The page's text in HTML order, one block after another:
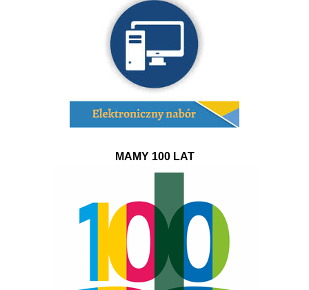
MAMY 100 LAT